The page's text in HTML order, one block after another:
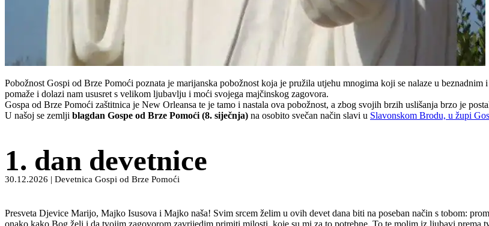
Pobožnost Gospi od Brze Pomoći poznata je marijanska pobožnost koja je pružila utjehu mnogima koji se nalaze u
pomaže i dolazi nam ususret s velikom ljubavlju i moći svojega majčinskog zagovora.
Gospa od Brze Pomoći zaštitnica je New Orleansa te je tamo i nastala ova pobožnost, a zbog svojih brzih uslišanja brzo je
U našoj se zemlji blagdan Gospe od Brze Pomoći (8. siječnja) na osobito svečan način slavi u Slavonskom Brodu, u župi
1. dan devetnice
30.12.2026 | Devetnica Gospi od Brze Pomoći
Presveta Djevice Marijo, Majko Isusova i Majko naša! Svim srcem želim u ovih devet dana biti na poseban način s tobom: